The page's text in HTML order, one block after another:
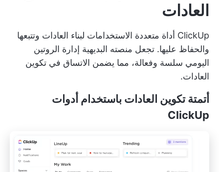
العادات
ClickUp أداة متعددة الاستخدامات لبناء العادات وتتبعها
والحفاظ عليها. تجعل منصته البديهية إدارة الروتين
اليومي سلسة وفعالة، مما يضمن الاتساق في تكوين
العادات.
أتمتة تكوين العادات باستخدام أدوات
ClickUp